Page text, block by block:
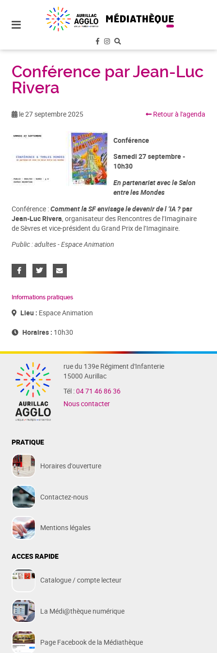
site
aller au
contenu
Conférence par Jean-Luc
Rivera
le 27 septembre 2025 Retour à l'agenda
Conférence
Samedi 27 septembre -
10h30
En partenariat avec le Salon
entre les Mondes
Conférence :Comment la SF envisage le devenir de l ‘IA ?par
Jean-Luc Rivera, organisateur des Rencontres de l’Imaginaire
de Sèvres et vice-président du Grand Prix de l’Imaginaire.
Public : adultes - Espace Animation
Informations pratiques
Lieu : Espace Animation
Horaires : 10h30
rue du 139e Régiment d'Infanterie
15000 Aurillac
Tél :04 71 46 86 36
Nous contacter
PRATIQUE
Horaires d'ouverture
Contactez-nous
Mentions légales
ACCES RAPIDE
Catalogue / compte lecteur
La Médi@thèque numérique
Page Facebook de la Médiathèque